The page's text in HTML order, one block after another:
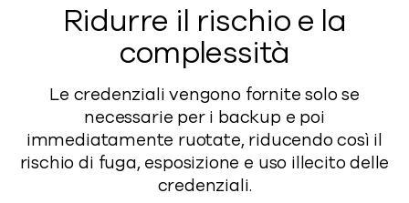
Ridurre il rischio e la
complessità
Le credenziali vengono fornite solo se
necessarie per i backup e poi
immediatamente ruotate, riducendo così il
rischio di fuga, esposizione e uso illecito delle
credenziali.